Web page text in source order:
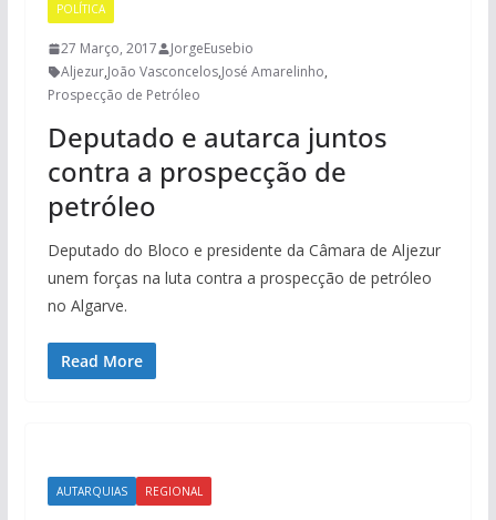
POLÍTICA
27 Março, 2017
JorgeEusebio
Aljezur,João Vasconcelos,José Amarelinho,
Prospecção de Petróleo
Deputado e autarca juntos
contra a prospecção de
petróleo
Deputado do Bloco e presidente da Câmara de Aljezur
unem forças na luta contra a prospecção de petróleo
no Algarve.
Read More
AUTARQUIAS REGIONAL